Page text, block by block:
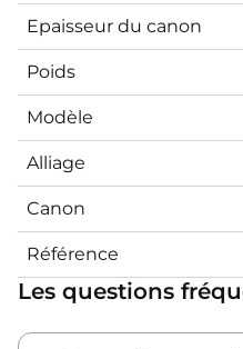
Epaisseur du canon
Poids
Modèle
Alliage
Canon
Référence
Les questions